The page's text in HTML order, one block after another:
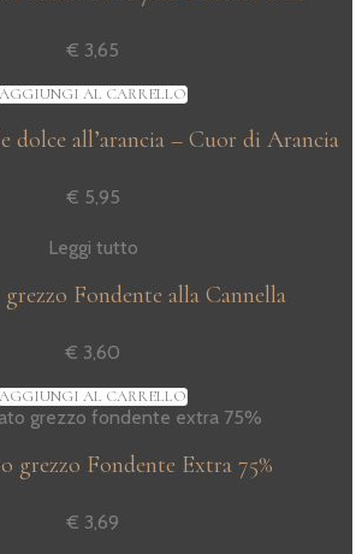
€ 3,65
AGGIUNGI AL CARRELLO
dolce all’arancia – Cuor di Arancia
€ 5,95
Leggi tutto
Fondente alla Cannella
€ 3,60
AGGIUNGI AL CARRELLO
grezzo Fondente Extra 75%
€ 3,69